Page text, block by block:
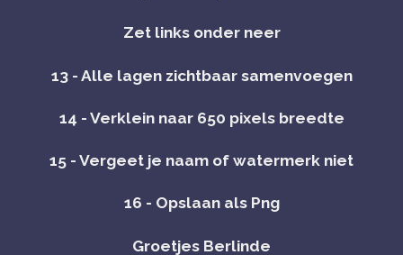
Zet links onder neer
13 - Alle lagen zichtbaar samenvoegen
14 - Verklein naar 650 pixels breedte
15 - Vergeet je naam of watermerk niet
16 - Opslaan als Png
Groetjes Berlinde